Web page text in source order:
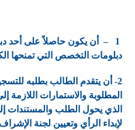
– أن يكون حاصلاً على أحد
دبلومات التخصص التي تمنحها
2- أن يتقدم الطالب بطلبه
المطلوبة والاستمارات اللازمة
الذي يحول الطلب والمستندات
لإبداء الرأي وتعيين لجنة